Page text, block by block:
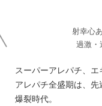
射幸心
過激・
スーパーアレパチ、エ
アレパチ全盛期は、
爆裂時代。